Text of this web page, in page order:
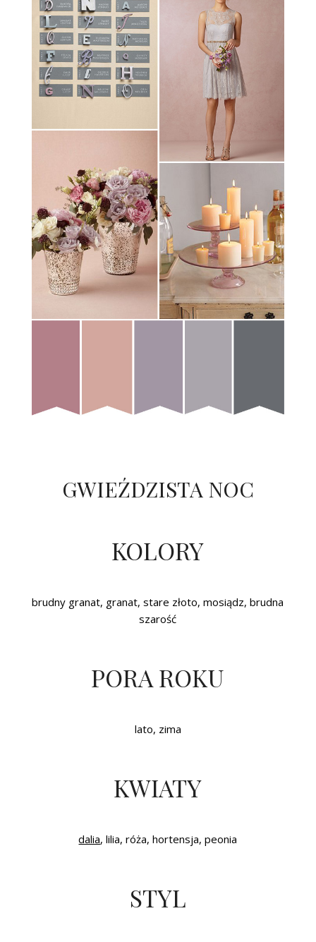
GWIEŹDZISTA NOC
KOLORY
brudny granat, granat, stare złoto, mosiądz, brudna
szarość
PORA ROKU
lato, zima
KWIATY
dalia, lilia, róża, hortensja, peonia
STYL